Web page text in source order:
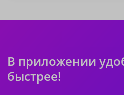
В приложении
быстрее!